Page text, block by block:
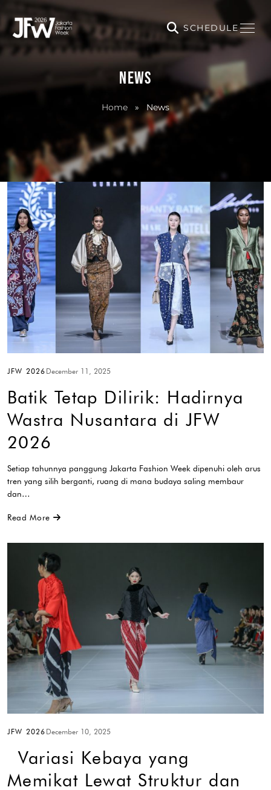
SCHEDULE
NEWS
Home » News
JFW 2026 December 11, 2025
Batik Tetap Dilirik: Hadirnya
Wastra Nusantara di JFW
2026
Setiap tahunnya panggung Jakarta Fashion Week dipenuhi oleh arus
tren yang silih berganti, ruang di mana budaya saling membaur
dan…
Read More
JFW 2026 December 10, 2025
Variasi Kebaya yang
Memikat Lewat Struktur dan